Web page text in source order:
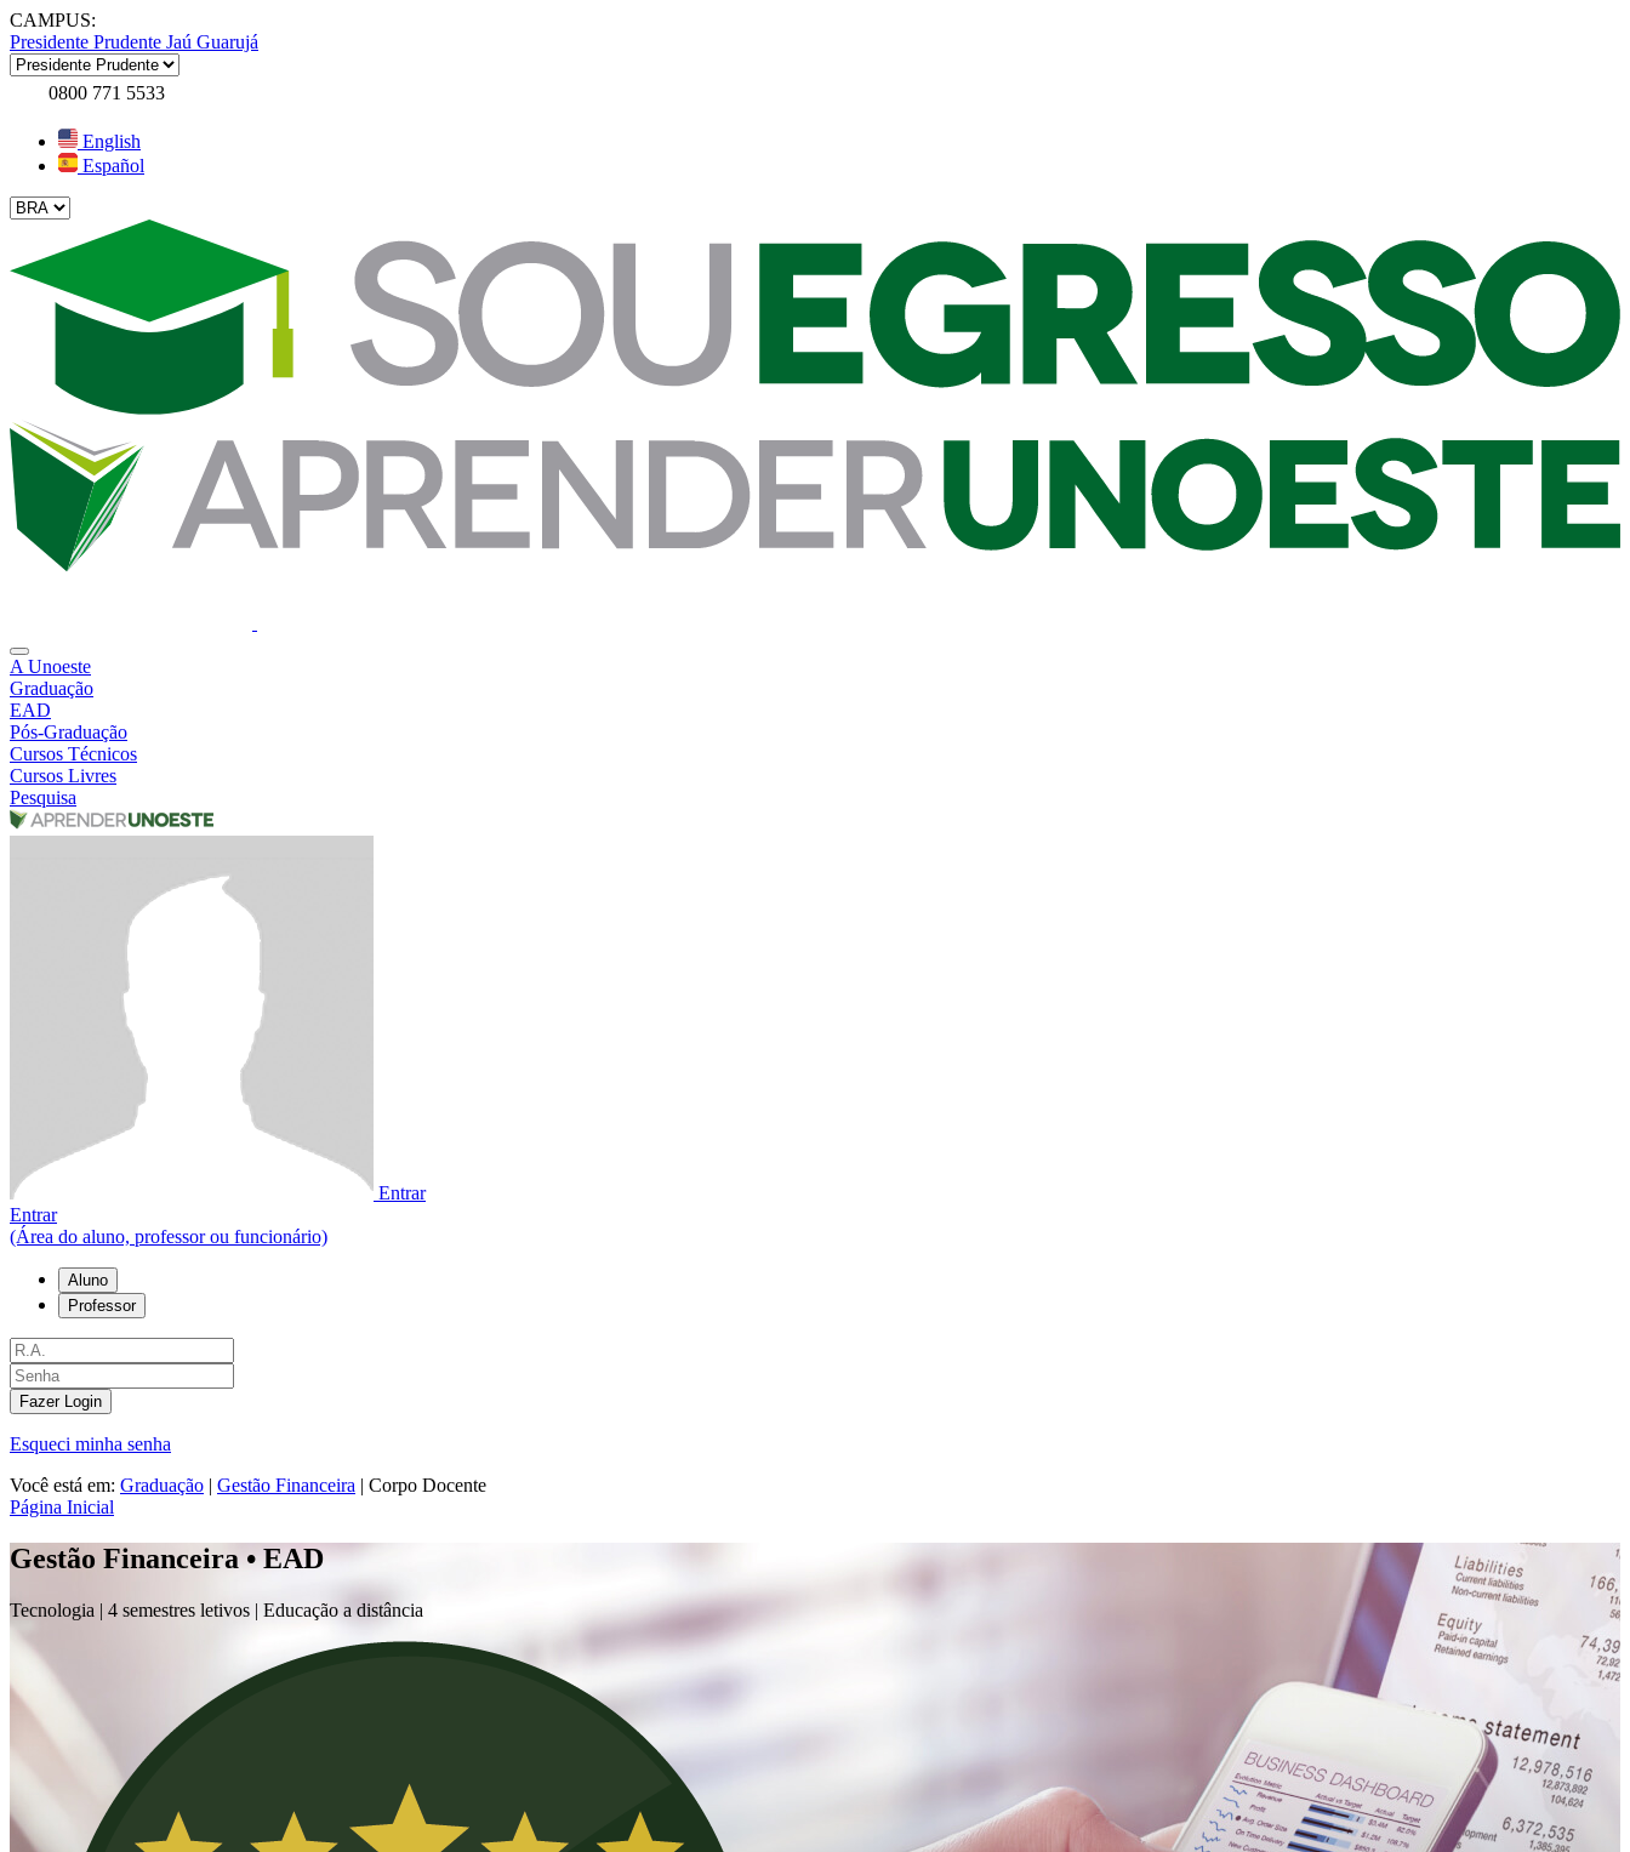
CAMPUS:
Presidente Prudente Jaú Guarujá
0800 771 5533
English
Español
A Unoeste
Graduação
EAD
Pós-Graduação
Cursos Técnicos
Cursos Livres
Pesquisa
Entrar
Entrar
(Área do aluno, professor ou funcionário)
Aluno
Professor
Fazer Login
Esqueci minha senha
Você está em: Graduação | Gestão Financeira | Corpo Docente
Página Inicial
Gestão Financeira • EAD
Tecnologia | 4 semestres letivos | Educação a distância